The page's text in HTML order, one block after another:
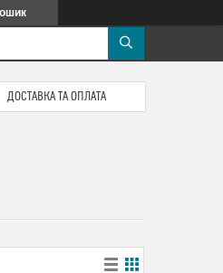
ДОСТАВКА ТА ОПЛАТА